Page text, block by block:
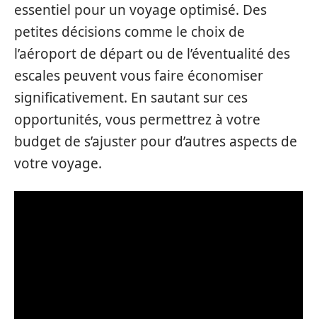
essentiel pour un voyage optimisé. Des
petites décisions comme le choix de
l’aéroport de départ ou de l’éventualité des
escales peuvent vous faire économiser
significativement. En sautant sur ces
opportunités, vous permettrez à votre
budget de s’ajuster pour d’autres aspects de
votre voyage.